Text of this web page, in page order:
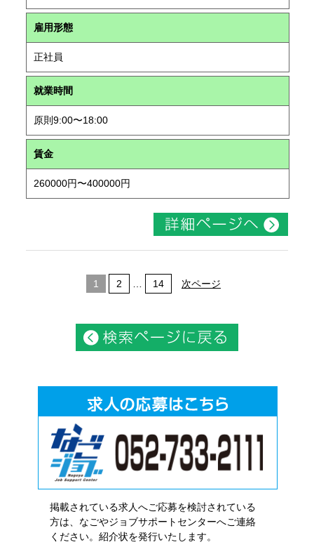
雇用形態
正社員
就業時間
原則9:00〜18:00
賃金
260000円〜400000円
1 2 14 次ページ
掲載されている求人へご応募を検討されている
方は、なごやジョブサポートセンターへご連絡
ください。紹介状を発行いたします。